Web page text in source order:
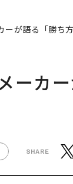
が語る「勝ち方
ーカ